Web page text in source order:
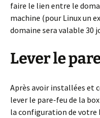
faire le lien entre le
machine (pour Linux un
domaine sera valable 30
Lever le
Après avoir installées et
lever le pare-feu de la
la configuration de votre